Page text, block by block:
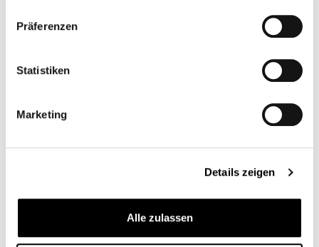
Präferenzen
Statistiken
Marketing
Details zeigen
Alle zulassen
FILETAGE DE RÉTROVISEUR BMW
MILLED
CB12102M